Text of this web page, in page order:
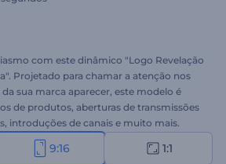
com este dinâmico "Logo Revelação
Projetado para chamar a atenção nos
sua marca aparecer, este modelo é
de produtos, aberturas de transmissões
introduções de canais e muito mais.
adicionando seu logotipo, texto e
um criador ou dono de empresa, esta é
9:16 1:1